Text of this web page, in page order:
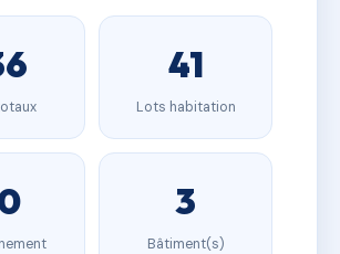
41
Lots habitation
3
Bâtiment(s)